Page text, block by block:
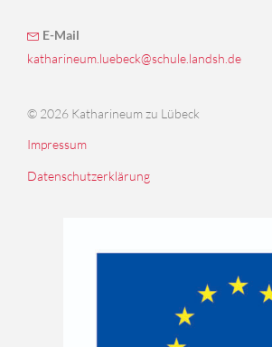
E-Mail
katharineum.luebeck@schule.landsh.de
© 2026 Katharineum zu Lübeck
Impressum
Datenschutzerklärung